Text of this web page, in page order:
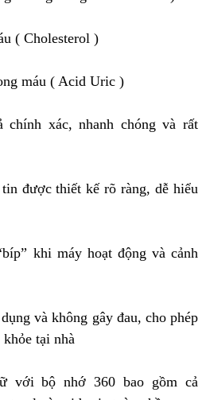
( Cholesterol )
máu ( Acid Uric )
xác, nhanh chóng và rất
được thiết kế rõ ràng, dễ hiểu
khi máy hoạt động và cảnh
và không gây đau, cho phép
tại nhà
với bộ nhớ 360 bao gồm cả